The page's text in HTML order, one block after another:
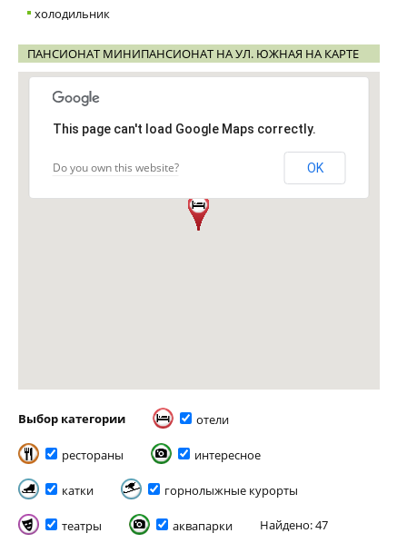
холодильник
ПАНСИОНАТ МИНИПАНСИОНАТ НА УЛ. ЮЖНАЯ НА КАРТЕ
This page can't load Google Maps correctly.
Do you own this website? OK
Выбор категории отели
рестораны интересное
катки горнолыжные курорты
театры аквапарки Найдено: 47